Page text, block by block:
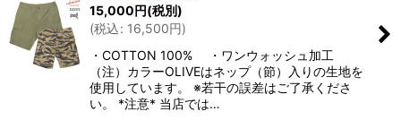
15,000円(税別)
(税込: 16,500円)
・COTTON 100% ・ワンウォッシュ加工
（注）カラーOLIVEはネップ（節）入りの生地を
使用しています。 ※若干の誤差はご了承くださ
い。 *注意* 当店では…